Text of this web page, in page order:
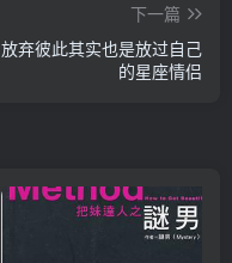
下一篇
放弃彼此其实也是放过自己
的星座情侣